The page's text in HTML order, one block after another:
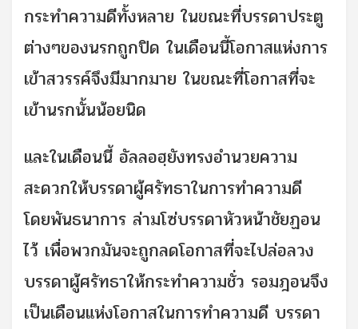
กระทำความดีทั้งหลาย ในขณะที่บรรดาประตู
ต่างๆของนรกถูกปิด ในเดือนนี้โอกาสแห่งการ
เข้าสวรรค์จึงมีมากมาย ในขณะที่โอกาสที่จะ
เข้านรกนั้นน้อยนิด
และในเดือนนี้ อัลลอฮฺยังทรงอำนวยความ
สะดวกให้บรรดาผู้ศรัทธาในการทำความดี
โดยพันธนาการ ล่ามโซ่บรรดาหัวหน้าชัยฏอน
ไว้ เพื่อพวกมันจะถูกลดโอกาสที่จะไปล่อลวง
บรรดาผู้ศรัทธาให้กระทำความชั่ว รอมฎอนจึง
เป็นเดือนแห่งโอกาสในการทำความดี บรรดา